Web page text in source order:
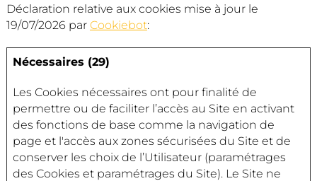
Déclaration relative aux cookies mise à jour le
19/07/2026 par Cookiebot:
Nécessaires (29)
Les Cookies nécessaires ont pour finalité de
permettre ou de faciliter l’accès au Site en activant
des fonctions de base comme la navigation de
page et l'accès aux zones sécurisées du Site et de
conserver les choix de l’Utilisateur (paramétrages
des Cookies et paramétrages du Site). Le Site ne